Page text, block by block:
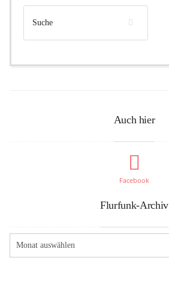
Auch hier
Facebook
Flurfunk-Archiv